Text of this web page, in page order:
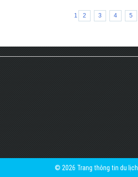
1 2 3 4 5
© 2026 Trang thông tin du lịch